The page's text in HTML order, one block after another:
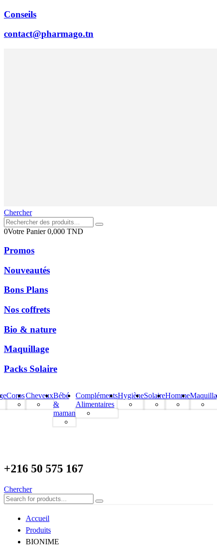
Conseils
contact@pharmago.tn
Chercher
0Votre Panier0,000 TND
Promos
Nouveautés
Bons Plans
Nos coffrets
Bio & nature
Maquillage
Packs Solaire
CorpsCheveuxBébé
&
maman
Compléments
Alimentaires
HygièneSolaireHomme
+216 50 575 167
Chercher
Accueil
Produits
BIONIME